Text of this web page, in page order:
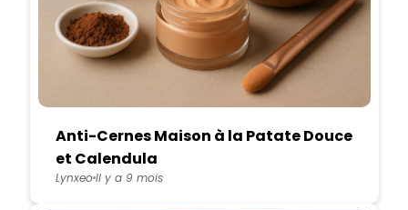
Anti-Cernes Maison à la Patate Douce
et Calendula
LynxeoIl y a 9 mois